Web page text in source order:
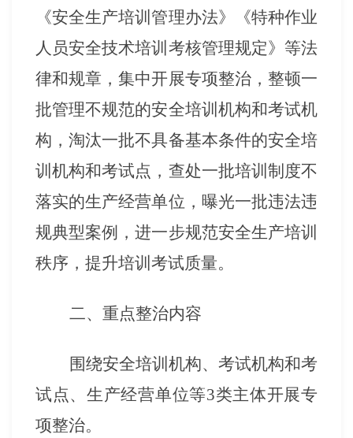
《安全生产培训管理办法》《特种作业
人员安全技术培训考核管理规定》等法
律和规章，集中开展专项整治，整顿一
批管理不规范的安全培训机构和考试机
构，淘汰一批不具备基本条件的安全培
训机构和考试点，查处一批培训制度不
落实的生产经营单位，曝光一批违法违
规典型案例，进一步规范安全生产培训
秩序，提升培训考试质量。
二、重点整治内容
围绕安全培训机构、考试机构和考
试点、生产经营单位等3类主体开展专
项整治。